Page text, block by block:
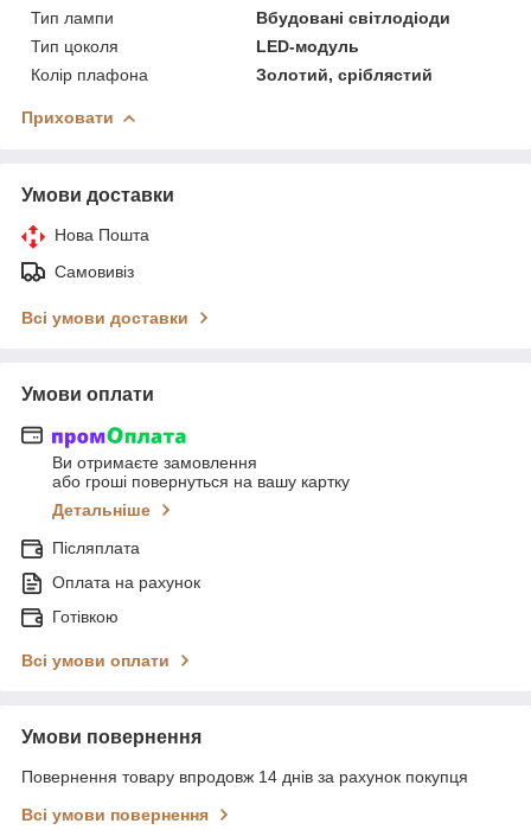
Тип лампи
Вбудовані світлодіоди
Тип цоколя
LED-модуль
Колір плафона
Золотий, сріблястий
Приховати
Умови доставки
Нова Пошта
Самовивіз
Всі умови доставки
Умови оплати
Ви отримаєте замовлення
або гроші повернуться на вашу картку
Детальніше
Післяплата
Оплата на рахунок
Готівкою
Всі умови оплати
Умови повернення
Повернення товару впродовж 14 днів за рахунок покупця
Всі умови повернення